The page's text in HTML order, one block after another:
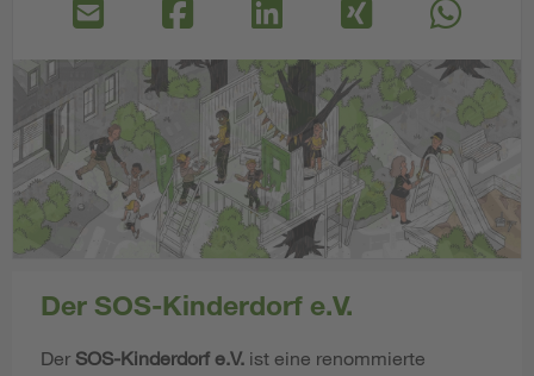
Der SOS-Kinderdorf e.V.
Der SOS-Kinderdorf e.V. ist eine renommierte